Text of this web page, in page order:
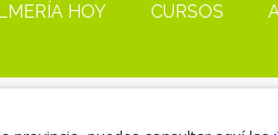
HOY CURSOS